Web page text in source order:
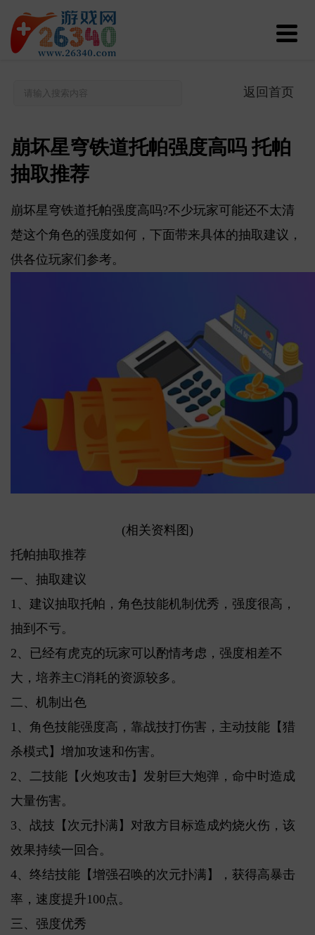
返回首页
崩坏星穹铁道托帕强度高吗 托帕
抽取推荐
崩坏星穹铁道托帕强度高吗?不少玩家可能还不太清
楚这个角色的强度如何，下面带来具体的抽取建议，
供各位玩家们参考。
(相关资料图)
托帕抽取推荐
一、抽取建议
1、建议抽取托帕，角色技能机制优秀，强度很高，
抽到不亏。
2、已经有虎克的玩家可以酌情考虑，强度相差不
大，培养主C消耗的资源较多。
二、机制出色
1、角色技能强度高，靠战技打伤害，主动技能【猎
杀模式】增加攻速和伤害。
2、二技能【火炮攻击】发射巨大炮弹，命中时造成
大量伤害。
3、战技【次元扑满】对敌方目标造成灼烧火伤，该
效果持续一回合。
4、终结技能【增强召唤的次元扑满】，获得高暴击
率，速度提升100点。
三、强度优秀